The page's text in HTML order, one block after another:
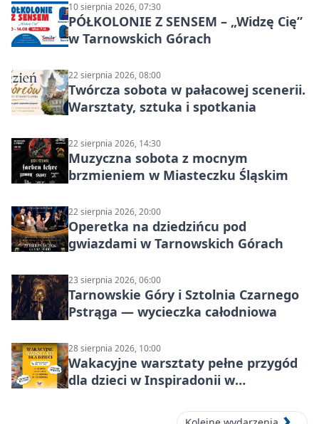
10 sierpnia 2026, 07:30
PÓŁKOLONIE Z SENSEM – „Widzę Cię”
w Tarnowskich Górach
22 sierpnia 2026, 08:00
Twórcza sobota w pałacowej scenerii.
Warsztaty, sztuka i spotkania
22 sierpnia 2026, 14:30
Muzyczna sobota z mocnym
brzmieniem w Miasteczku Śląskim
22 sierpnia 2026, 20:00
Operetka na dziedzińcu pod
gwiazdami w Tarnowskich Górach
23 sierpnia 2026, 06:00
Tarnowskie Góry i Sztolnia Czarnego
Pstrąga — wycieczka całodniowa
28 sierpnia 2026, 10:00
Wakacyjne warsztaty pełne przygód
dla dzieci w Inspiradonii w